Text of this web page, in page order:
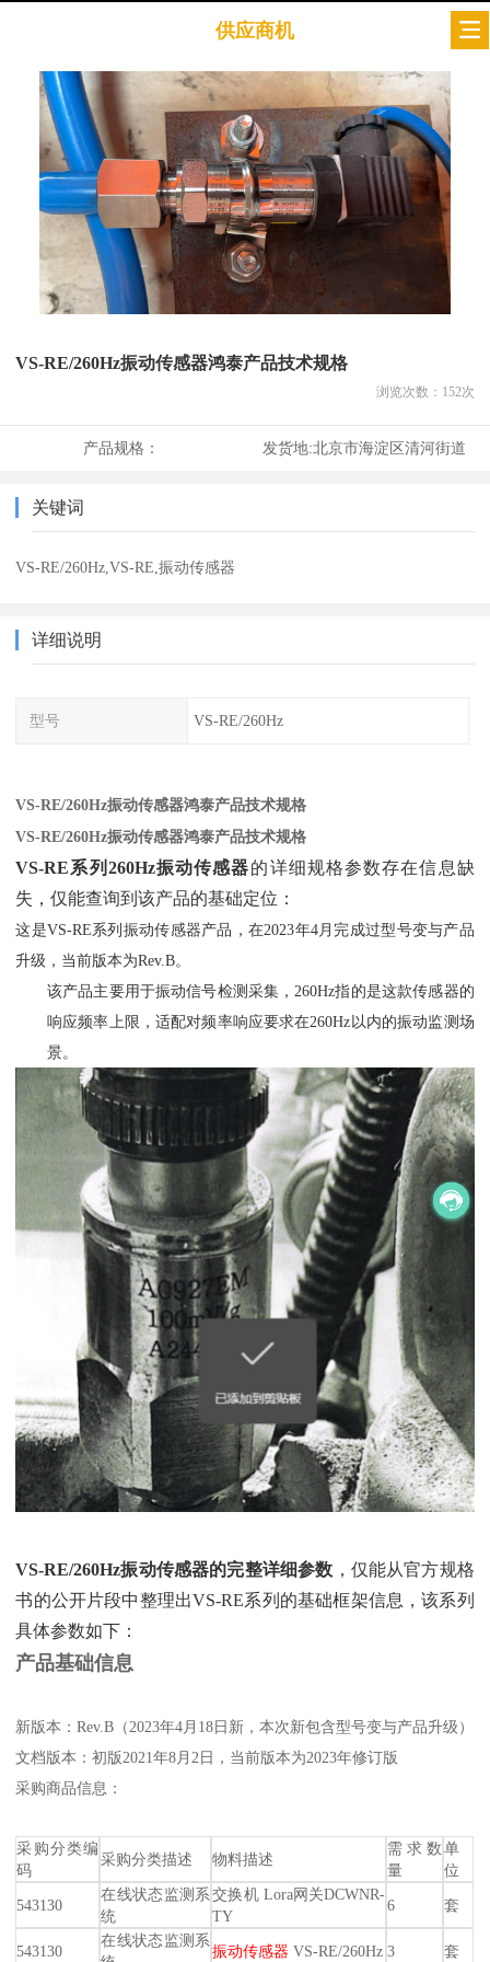
供应商机
VS-RE/260Hz振动传感器鸿泰产品技术规格
浏览次数： 152次
产品规格： 发货地:北京市海淀区清河街道
关键词
VS-RE/260Hz,VS-RE,振动传感器
详细说明
型号 VS-RE/260Hz
VS-RE/260Hz振动传感器鸿泰产品技术规格
VS-RE/260Hz振动传感器鸿泰产品技术规格
VS-RE系列260Hz振动传感器‌的详细规格参数存在信息缺
失，仅能查询到该产品的基础定位：
这是VS-RE系列振动传感器产品，在2023年4月完成过型号变与产品
升级，当前版本为Rev.B。
该产品主要用于振动信号检测采集，260Hz指的是这款传感器的
响应频率上限，适配对频率响应要求在260Hz以内的振动监测场
景。
VS-RE/260Hz振动传感器的完整详细参数 ‌，仅能从官方规格
书的公开片段中整理出VS-RE系列的基础框架信息，该系列
具体参数如下：
产品基础信息
新版本：Rev.B（2023年4月18日新，本次新包含型号变与产品升级）
文档版本：初版2021年8月2日，当前版本为2023年修订版
采购商品信息：
采购分类编
码
采购分类描述 物料描述
需求数
量
单
位
543130
在线状态监测系
统
交换机 Lora网关DCWNR-
TY
6 套
543130
在线状态监测系
振动传感器 VS-RE/260Hz 3 套